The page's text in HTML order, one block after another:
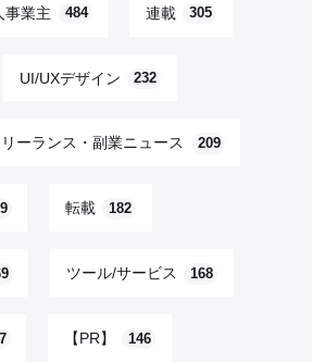
事業主 484 連載 305
UI/UXデザイン 232
ーランス・副業ニュース 209
転載 182
ツール/サービス 168
【PR】 146